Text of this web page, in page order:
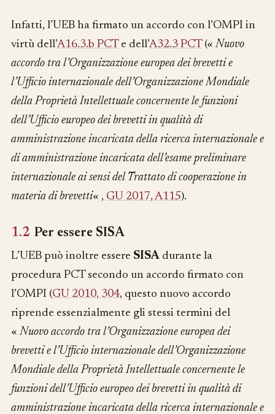
Infatti, l’UEB ha firmato un accordo con l’OMPI in
virtù dell’A16.3.b PCTe dell’A32.3 PCT(« Nuovo
accordo tra l’Organizzazione europea dei brevetti e
l’Ufficio internazionale dell’Organizzazione Mondiale
della Proprietà Intellettuale concernente le funzioni
dell’Ufficio europeo dei brevetti in qualità di
amministrazione incaricata della ricerca internazionale e
di amministrazione incaricata dell’esame preliminare
internazionale ai sensi del Trattato di cooperazione in
materia di brevetti« , GU 2017, A115).
1.2 Per essere SISA
L’UEB può inoltre essere SISA durante la
procedura PCT secondo un accordo firmato con
l’OMPI (GU 2010, 304, questo nuovo accordo
riprende essenzialmente gli stessi termini del
« Nuovo accordo tra l’Organizzazione europea dei
brevetti e l’Ufficio internazionale dell’Organizzazione
Mondiale della Proprietà Intellettuale concernente le
funzioni dell’Ufficio europeo dei brevetti in qualità di
amministrazione incaricata della ricerca internazionale e